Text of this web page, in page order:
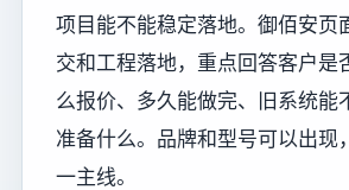
项目能不能稳定落地。御佰安页
交和工程落地，重点回答客户是
么报价、多久能做完、旧系统能
准备什么。品牌和型号可以出现
一主线。